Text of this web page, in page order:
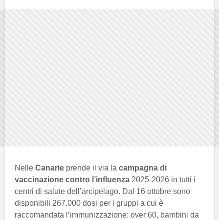
Nelle Canarie prende il via la campagna di
vaccinazione contro l’influenza 2025-2026 in tutti i
centri di salute dell’arcipelago. Dal 16 ottobre sono
disponibili 267.000 dosi per i gruppi a cui è
raccomandata l’immunizzazione: over 60, bambini da